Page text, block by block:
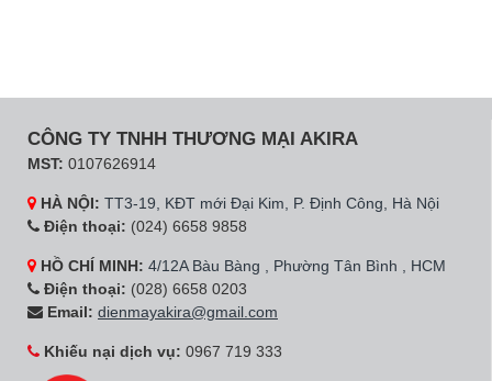
CÔNG TY TNHH THƯƠNG MẠI AKIRA
MST: 0107626914
HÀ NỘI: TT3-19, KĐT mới Đại Kim, P. Định Công, Hà Nội
Điện thoại: (024) 6658 9858
HỒ CHÍ MINH: 4/12A Bàu Bàng , Phường Tân Bình , HCM
Điện thoại: (028) 6658 0203
Email: dienmayakira@gmail.com
Khiếu nại dịch vụ: 0967 719 333